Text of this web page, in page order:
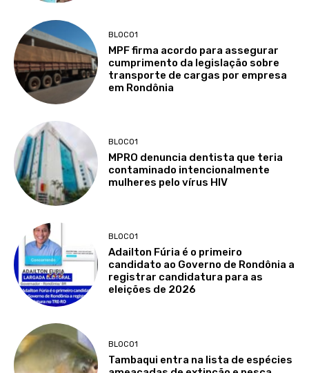
BLOCO1
MPF firma acordo para assegurar
cumprimento da legislação sobre
transporte de cargas por empresa
em Rondônia
BLOCO1
MPRO denuncia dentista que teria
contaminado intencionalmente
mulheres pelo vírus HIV
BLOCO1
Adailton Fúria é o primeiro
candidato ao Governo de Rondônia a
registrar candidatura para as
eleições de 2026
BLOCO1
Tambaqui entra na lista de espécies